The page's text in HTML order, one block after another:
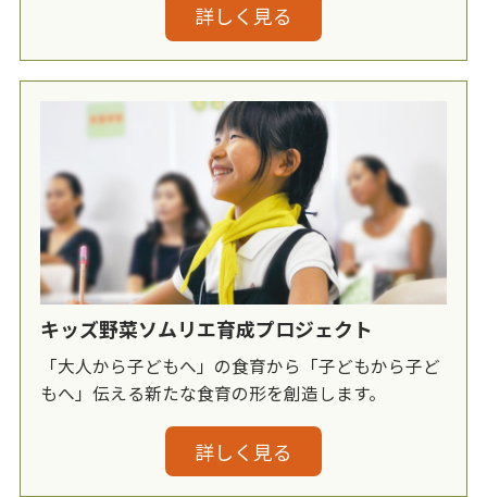
詳しく見る
キッズ野菜ソムリエ育成プロジェクト
「大人から子どもへ」の食育から「子どもから子ど
もへ」伝える新たな食育の形を創造します。
詳しく見る